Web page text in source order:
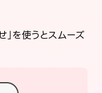
」を使うとスムーズ